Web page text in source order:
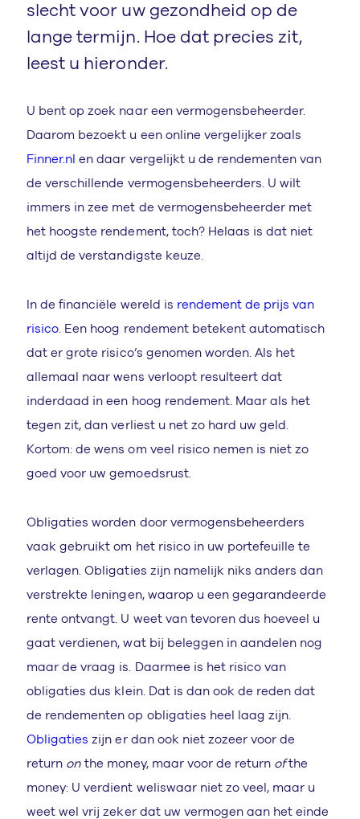
slecht voor uw gezondheid op de
lange termijn. Hoe dat precies zit,
leest u hieronder.
U bent op zoek naar een vermogensbeheerder.
Daarom bezoekt u een online vergelijker zoals
Finner.nl en daar vergelijkt u de rendementen van
de verschillende vermogensbeheerders. U wilt
immers in zee met de vermogensbeheerder met
het hoogste rendement, toch? Helaas is dat niet
altijd de verstandigste keuze.
In de financiële wereld is rendement de prijs van
risico . Een hoog rendement betekent automatisch
dat er grote risico’s genomen worden. Als het
allemaal naar wens verloopt resulteert dat
inderdaad in een hoog rendement. Maar als het
tegen zit, dan verliest u net zo hard uw geld.
Kortom: de wens om veel risico nemen is niet zo
goed voor uw gemoedsrust.
Obligaties worden door vermogensbeheerders
vaak gebruikt om het risico in uw portefeuille te
verlagen. Obligaties zijn namelijk niks anders dan
verstrekte leningen, waarop u een gegarandeerde
rente ontvangt. U weet van tevoren dus hoeveel u
gaat verdienen, wat bij beleggen in aandelen nog
maar de vraag is. Daarmee is het risico van
obligaties dus klein. Dat is dan ook de reden dat
de rendementen op obligaties heel laag zijn.
Obligaties zijn er dan ook niet zozeer voor de
return on the money, maar voor de return ofthe
money: U verdient weliswaar niet zo veel, maar u
weet wel vrij zeker dat uw vermogen aan het einde